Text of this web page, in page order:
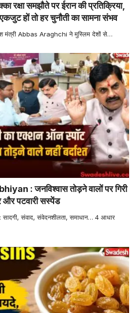
समझौते पर ईरान की प्रतिक्रिया,
हों तो हर चुनौती का सामना संभव
मंत्री Abbas Araghchi ने मुस्लिम देशों से…
: जनविश्वास तोड़ने वालों पर गिरी
पटवारी सस्पेंड
संवाद, संवेदनशीलता, समाधान… 4 आधार